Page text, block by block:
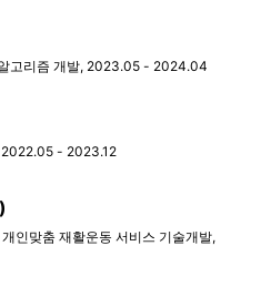
고리즘 개발, 2023.05 - 2024.04
2022.05 - 2023.12
인맞춤 재활운동 서비스 기술개발,